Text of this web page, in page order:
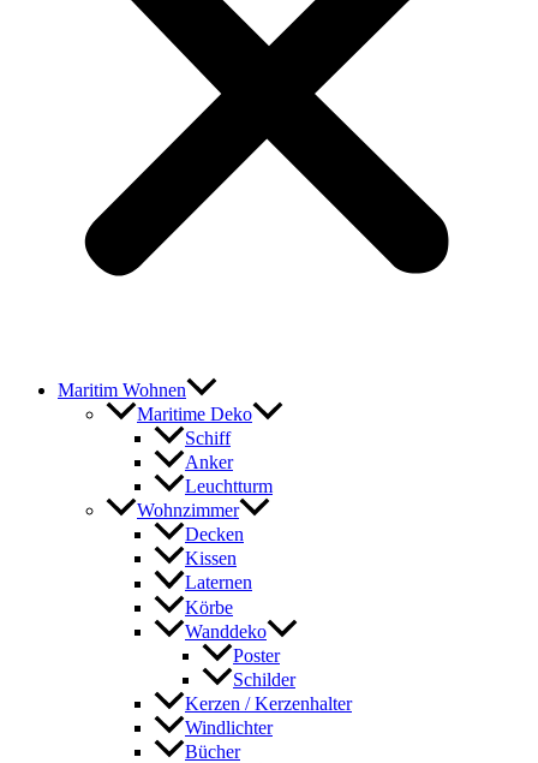
Maritim Wohnen
Maritime Deko
Schiff
Anker
Leuchtturm
Wohnzimmer
Decken
Kissen
Laternen
Körbe
Wanddeko
Poster
Schilder
Kerzen / Kerzenhalter
Windlichter
Bücher